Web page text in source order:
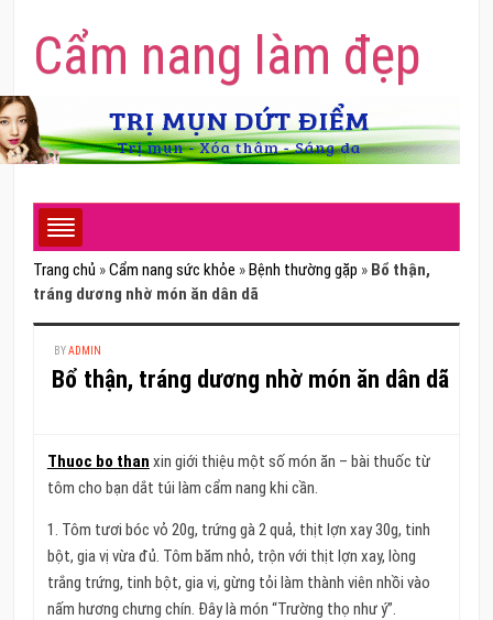
Cẩm nang làm đẹp
Trang chủ »Cẩm nang sức khỏe » Bệnh thường gặp » Bổ thận,
tráng dương nhờ món ăn dân dã
BYADMIN
Bổ thận, tráng dương nhờ món ăn dân dã
Thuoc bo than xin giới thiệu một số món ăn – bài thuốc từ
tôm cho bạn dắt túi làm cẩm nang khi cần.
1. Tôm tươi bóc vỏ 20g, trứng gà 2 quả, thịt lợn xay 30g, tinh
bột, gia vị vừa đủ. Tôm băm nhỏ, trộn với thịt lợn xay, lòng
trắng trứng, tinh bột, gia vị, gừng tỏi làm thành viên nhồi vào
nấm hương chưng chín. Đây là món “Trường thọ như ý”.